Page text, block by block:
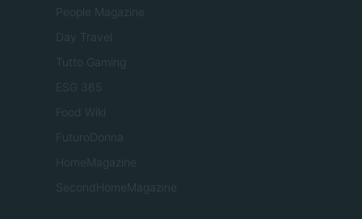
People Magazine
Day Travel
Tutto Gaming
ESG 365
Food Wiki
FuturoDonna
HomeMagazine
SecondHomeMagazine